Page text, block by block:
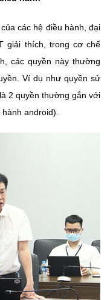
các hệ điều hành, đại
giải thích, trong cơ chế
các quyền này thường
Ví dụ như quyền sử
2 quyền thường gắn với
android).